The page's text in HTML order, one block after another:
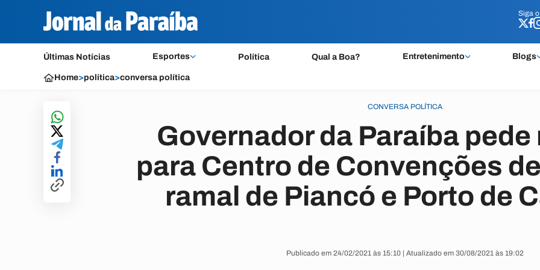
Siga o
Últimas Notícias Esportes Política Qual a Boa? Entretenimento Blogs
Siga o
Home>política>conversa política
CONVERSA POLÍTICA
Governador da Paraíba
para Centro de Convenções
ramal de Piancó e Porto de
Publicado em 24/02/2021 às 15:10 | Atualizado em 30/08/2021 às 19:02